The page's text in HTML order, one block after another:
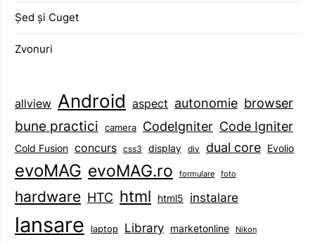
Șed și Cuget
Zvonuri
allview Android aspect autonomie browser
bune practici camera CodeIgniter Code Igniter
Cold Fusion concurs css3 display div dual core Evolio
evoMAG evoMAG.ro formulare foto
hardware HTC html html5 instalare
lansare laptop Library marketonline Nikon